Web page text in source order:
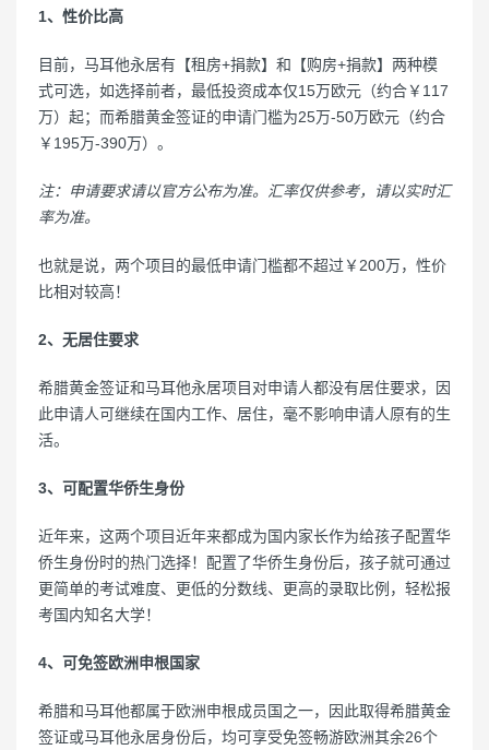
1、性价比高
目前，马耳他永居有【租房+捐款】和【购房+捐款】两种模
式可选，如选择前者，最低投资成本仅15万欧元（约合￥117
万）起；而希腊黄金签证的申请门槛为25万-50万欧元（约合
￥195万-390万）。
注：申请要求请以官方公布为准。汇率仅供参考，请以实时汇
率为准。
也就是说，两个项目的最低申请门槛都不超过￥200万，性价
比相对较高！
2、无居住要求
希腊黄金签证和马耳他永居项目对申请人都没有居住要求，因
此申请人可继续在国内工作、居住，毫不影响申请人原有的生
活。
3、可配置华侨生身份
近年来，这两个项目近年来都成为国内家长作为给孩子配置华
侨生身份时的热门选择！配置了华侨生身份后，孩子就可通过
更简单的考试难度、更低的分数线、更高的录取比例，轻松报
考国内知名大学！
4、可免签欧洲申根国家
希腊和马耳他都属于欧洲申根成员国之一，因此取得希腊黄金
签证或马耳他永居身份后，均可享受免签畅游欧洲其余26个